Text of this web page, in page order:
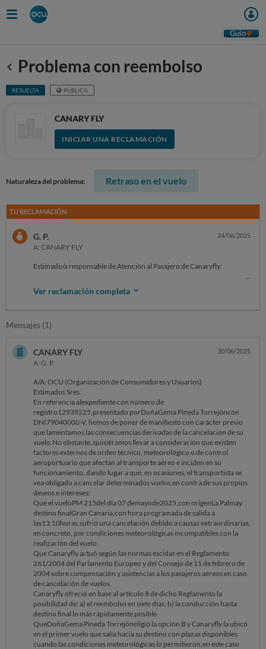
Guio
Anterior
Problema con reembolso
RESUELTA PÚBLICA
CANARY FLY
INICIAR UNA RECLAMACIÓN
Naturaleza del problema: Retraso en el vuelo
TU RECLAMACIÓN
G. P.
A: CANARY FLY
24/06/2025
Estimado/a responsable de Atención al Pasajero de Canaryfly:
Me pongo en contacto con ustedes para presentar contestaros a un
denegación de reembolso por una reclamación formal que os hice en
para el día sábado, 7 de junio de 2025, con salida prevista a las 13:10
El vuelo sufrió un retraso de 6h 20min.
Como única medida de asistencia, se me proporcionó un bono de 12 €
para consumir en el restaurante del aeropuerto, cuando el menú más
económico cuesta 14,95 €, por lo que esta ayuda ha resultado
claramente insuficiente para cubrir una comida básica durante la
espera.
Tampoco se me proporcionó la opción de reembolso del billete en los
siguientes 7 días, aunque en la contestación decís que yo elegí la
opción de volar en el siguiente vuelo, a mi sólo me entregaron el Bono
de 12€
Desde la entrega del bono no recibí ninguna información oficial
adicional por parte de la compañía hasta las 17:30 de la tarde que
confirmaron la cancelación de ese vuelo. Lo único que he podido saber
es que el avión asignado al vuelo tuvo que regresar a Gran Canaria y
que supuestamente se están intentando enviar otros aviones para
cubrir el trayecto, pero sin confirmaciones claras ni actualizaciones
directas.
Entiendo que el retraso inicial pueda haber estado relacionado con
condiciones meteorológicas, pero quiero destacar que los demas
vuelos sí han operado posteriormente (adjunto captura de los vuelos
aterrizados y despegados del mismo día poco después del mío sin
incidencias, por lo que las condiciones climatológicas solo afectaron
supuestamente a mi avión) y además, poco después de media hora, se
dio prioridad a los pasajeros del vuelo con destino Gran Canaria–
Lanzarote, quienes sí pudieron viajar, mientras que nosotros
esperamos 6 horas.
Ver reclamación completa
Mensajes (1)
CANARY FLY
A: G. P.
30/06/2025
A/A: OCU (Organización de Consumidores y Usuarios)
Estimados Sres.
En referencia alexpediente con número de
registro12939225,presentado porDoñaGema Pineda Torrejóncon
DNI79040000-V, hemos de poner de manifiesto con carácter previo
que lamentamos las consecuencias derivadas de la cancelación de su
vuelo.No obstante, quisiéramos llevar a consideración que existen
factores externos de orden técnico, meteorológico o de control
aeroportuario que afectan al transporte aéreo e inciden en su
funcionamiento, dando lugar a que, en ocasiones, el transportista se
vea obligado a cancelar determinados vuelos en contra de sus propios
deseos e intereses:
Que el vueloPM 215del día 07 demayode2025,con origenLa Palmay
destino finalGran Canaria,con hora programada de salida a
las13:10horas,sufrió una cancelación debido a causas extraordinarias,
en concreto, por condiciones meteorológicas incompatibles con la
realización del vuelo.
Que Canaryfly actuó según las normas escidas en el Reglamento
261/2004 del Parlamento Europeo y del Consejo de 11 de febrero de
2004 sobre compensación y asistencias a los pasajeros aéreos en caso
de cancelación de vuelos.
Canaryfly ofreció en base al artículo 8 de dicho Reglamento la
posibilidad de: a) el reembolso en siete días. b) la conducción hasta
destino final lo más rápidamente posible.
QueDoñaGema Pineda Torrejóneligió la opción B y Canaryfly la ubicó
en el primer vuelo que salía hacia su destino con plazas disponibles
cuando las condiciones meteorológicas lo permitieron,en este caso